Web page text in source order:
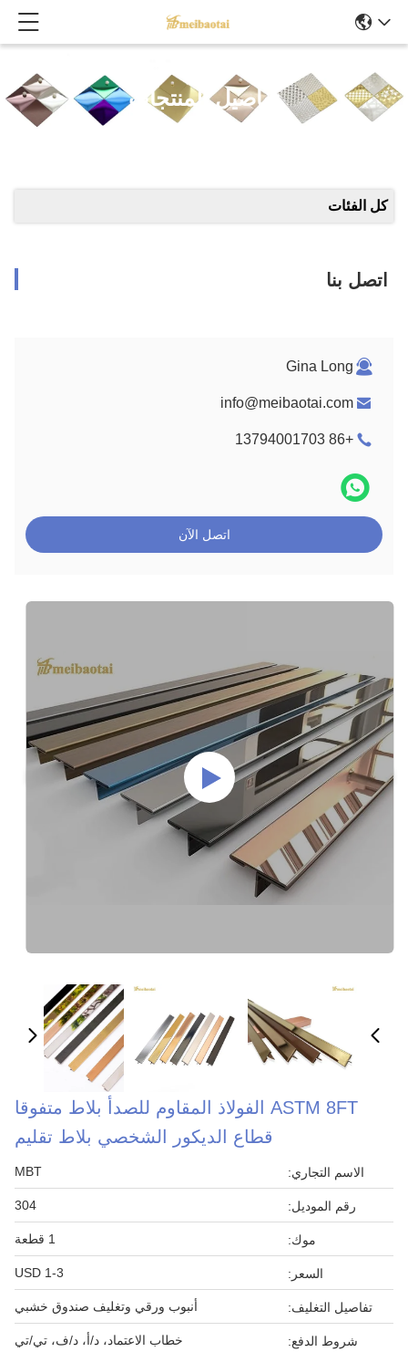
تفاصيل المنتجات
كل الفئات
اتصل بنا
Gina Long
info@meibaotai.com
+86 13794001703
اتصل الآن
ASTM 8FT الفولاذ المقاوم للصدأ بلاط متفوقا
قطاع الديكور الشخصي بلاط تقليم
الاسم التجاري: MBT
رقم الموديل: 304
موك: 1 قطعة
السعر: 1-3 USD
تفاصيل التغليف: أنبوب ورقي وتغليف صندوق خشبي
شروط الدفع: خطاب الاعتماد، د/أ، د/ف، تي/تي